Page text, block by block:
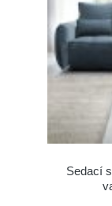
Sedací